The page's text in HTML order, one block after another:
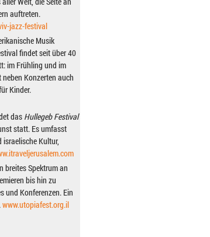
auftreten.
jazz-festival
Musik
findet seit über 40
im Frühling und im
Konzerten auch
Kinder.
das Hullegeb Festival
statt. Es umfasst
Kultur,
breites Spektrum an
bis hin zu
und Konferenzen. Ein
www.utopiafest.org.il